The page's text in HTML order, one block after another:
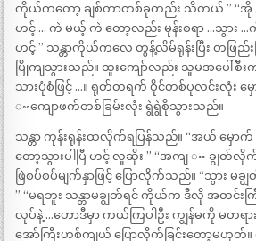
ကိုယ်ကတော့ ချစ်တာတစ်ခုတည်း သိတယ် ” “
ဟင့် … ကဲ မယ့် ကဲ တော့လည်း မုန်းစရာ …သွား
ဟင့် ” သန္တာကိုယ်ကလေ တွန့်လိမ်ရုန်းပြီး တဖြည်း
ပြိုကျသွားသည်။ ထူးကျော်လည်း သူမအပေါ်စီ
သားပုံစံဖြင့် …။ ရုတ်တရက် ဝိုင်တစ်ပုလင်းလုံး မှ
ႌကျောဖက်တစ်ခြမ်းလုံး ရွဲရွဲစိုသွားသည်။
သန္တာ ကုန်းရုန်းထလိုက်ရပြန်သည်။ “အယ် မှော
တော့သွားပါပြီ ဟင့် လူဆိုး ” “အကျ ႌ ချွတ်လိုက်
ဖြဲစပ်စပ်မျက်နှာဖြင့် ပြောလိုက်သည်။ “သွား မ
” “မရဘူး သန္တာမချွတ်ရင် ကိုယ်က ဒီလို အတင်းက
လုပ်နဲ့ …ဟောဒီမှာ ကယ်ကြပါဦး ကျွန်မကို မတရာ
အော်ကြီးဟစ်ကျယ် ပြောလိုက်ခြင်းတော့မဟုတ်